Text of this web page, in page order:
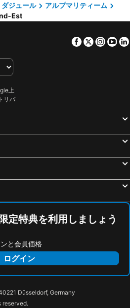
ル サン ポール オテル
Hotel 64 Nice
Hôtel Belle Meunière
ース
ン
Hotel Saint Gothard
マリンランド ホテル
ーブ ロイヤル アンティーブ - ラグジュアリー ホテル レジデンス ビーチ & スパ
インターホテル ル ドメーヌ デュ ジャ
The Originals Résidence, Les Strélitzias
ホテル ル プチ キャッスル
メゾン ブランシュ レジデンス オテル
トリノ空港
Le Port
Juventus Stadium
Gare de Juan-Les-Pins
Università degli Studi di Torino
Coco Beach
Menton Vieille Ville
Fontonne
Port Vauban
ジュール
アルプマリティーム
Est
Facebook
Twitter
上
リバ
定特典を利用しましょう
と会員価格
ログイン
Düsseldorf, Germany
reserved.